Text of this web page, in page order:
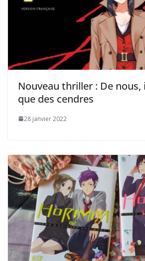
Nouveau thriller : De nous,
que des cendres
28 janvier 2022